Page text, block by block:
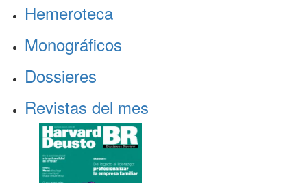
Hemeroteca
Monográficos
Dossieres
Revistas del mes